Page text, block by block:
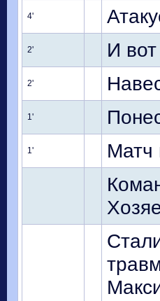
4'
2' И
2'
1'
1'
Матч